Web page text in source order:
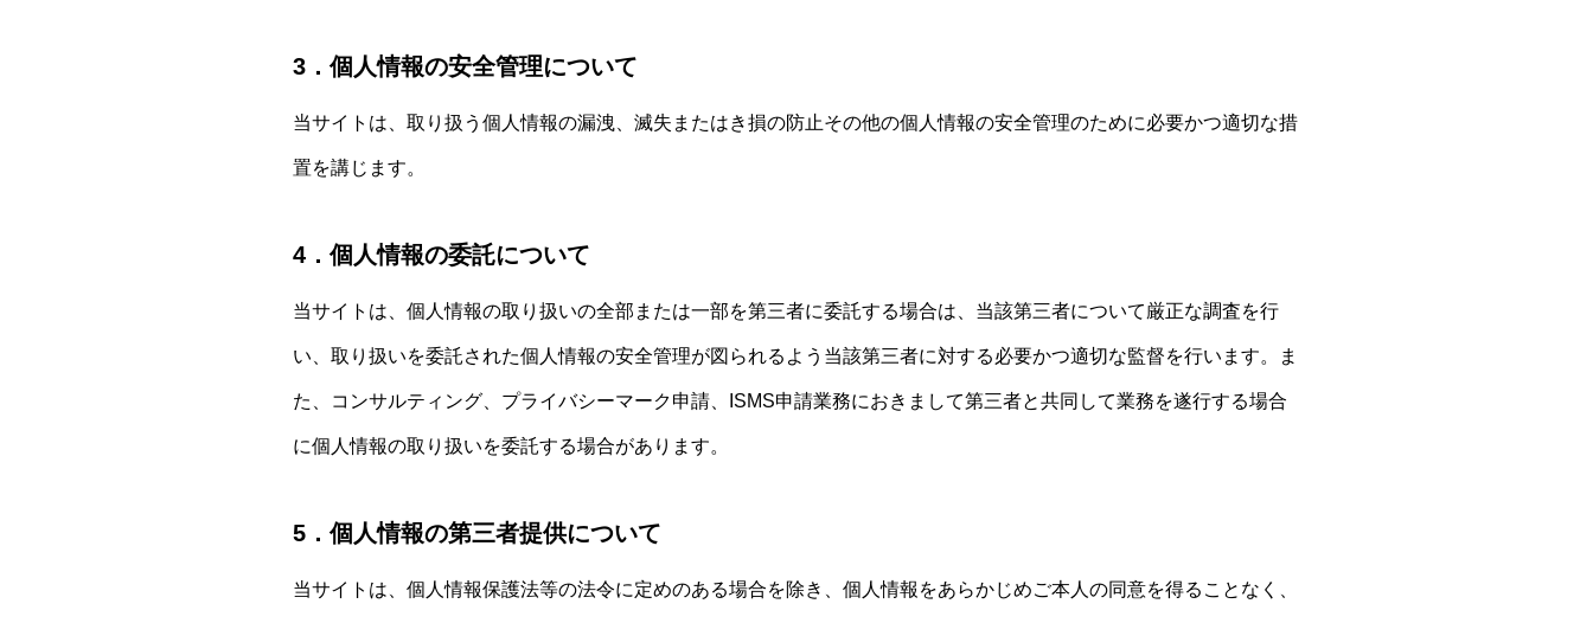
3．個人情報の安全管理について
当サイトは、取り扱う個人情報の漏洩、滅失またはき損の防止その他の個人情報の安全管理のために必要かつ適切な措
置を講じます。
4．個人情報の委託について
当サイトは、個人情報の取り扱いの全部または一部を第三者に委託する場合は、当該第三者について厳正な調査を行
い、取り扱いを委託された個人情報の安全管理が図られるよう当該第三者に対する必要かつ適切な監督を行います。ま
た、コンサルティング、プライバシーマーク申請、ISMS申請業務におきまして第三者と共同して業務を遂行する場合
に個人情報の取り扱いを委託する場合があります。
5．個人情報の第三者提供について
当サイトは、個人情報保護法等の法令に定めのある場合を除き、個人情報をあらかじめご本人の同意を得ることなく、